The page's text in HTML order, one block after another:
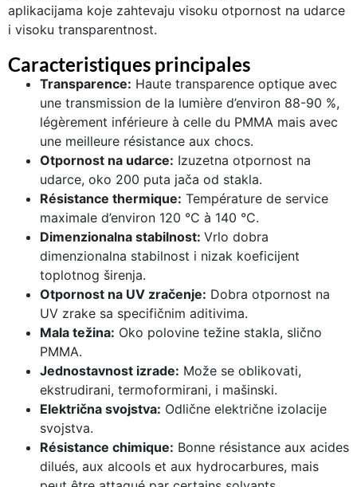
aplikacijama koje zahtevaju visoku otpornost na udarce
i visoku transparentnost.
Caracteristiques principales
Transparence: Haute transparence optique avec
une transmission de la lumière d’environ 88-90 %,
légèrement inférieure à celle du PMMA mais avec
une meilleure résistance aux chocs.
Otpornost na udarce: Izuzetna otpornost na
udarce, oko 200 puta jača od stakla.
Résistance thermique: Température de service
maximale d’environ 120 °C à 140 °C.
Dimenzionalna stabilnost: Vrlo dobra
dimenzionalna stabilnost i nizak koeficijent
toplotnog širenja.
Otpornost na UV zračenje: Dobra otpornost na
UV zrake sa specifičnim aditivima.
Mala težina: Oko polovine težine stakla, slično
PMMA.
Jednostavnost izrade: Može se oblikovati,
ekstrudirani, termoformirani, i mašinski.
Električna svojstva: Odlične električne izolacije
svojstva.
Résistance chimique: Bonne résistance aux acides
dilués, aux alcools et aux hydrocarbures, mais